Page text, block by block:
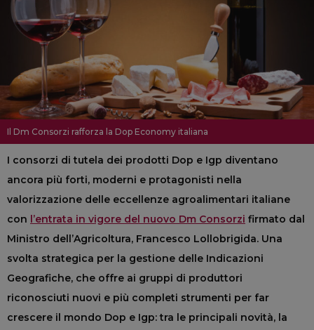
Il Dm Consorzi rafforza la Dop Economy italiana
I consorzi di tutela dei prodotti Dop e Igp diventano
ancora più forti, moderni e protagonisti nella
valorizzazione delle eccellenze agroalimentari italiane
con l’entrata in vigore del nuovo Dm Consorzi firmato dal
Ministro dell’Agricoltura, Francesco Lollobrigida. Una
svolta strategica per la gestione delle Indicazioni
Geografiche, che offre ai gruppi di produttori
riconosciuti nuovi e più completi strumenti per far
crescere il mondo Dop e Igp: tra le principali novità, la